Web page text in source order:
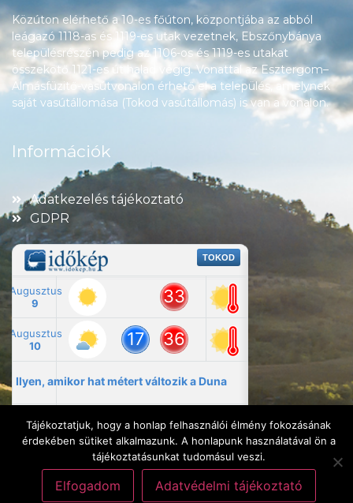
Közúton elérhető a 10-es főúton, központjába az abból
leágazó 1118-as és 1119-es utak vezetnek, Ebszőnybánya
településrészén pedig az 1106-os és 1119-es utakat
összekötő 1121-es út halad végig. Vonattal az Esztergom–
Almásfüzitő-vasútvonalon érhető el a település, amelynek
saját vasútállomása (Tokod vasútállomás) is van a vonalon.
Információk
Adatkezelés tájékoztató
GDPR
Tájékoztatjuk, hogy a honlap felhasználói élmény fokozásának
érdekében sütiket alkalmazunk. A honlapunk használatával ön a
tájékoztatásunkat tudomásul veszi.
Elfogadom Adatvédelmi tájékoztató